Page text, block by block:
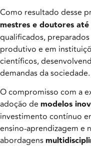
Como resultado desse
mestres e doutores
qualificados,
produtivo e em
científicos,
demandas da sociedade.
O compromisso com a
adoção de modelos
investimento contínuo
ensino-aprendizagem e
abordagens